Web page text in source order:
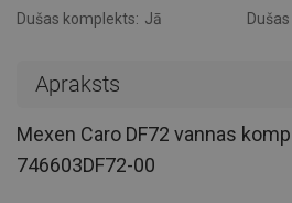
Dušas komplekts: Jā
Apraksts
Mexen Caro DF72 vannas
746603DF72-00